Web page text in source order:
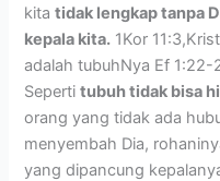
kitatidak lengkap tanpa
kepala kita. 1Kor
adalah tubuhNya Ef 1:22-
Sepertitubuh tidak bisa
orang yang tidak ada
menyembah Dia,
yang dipancung